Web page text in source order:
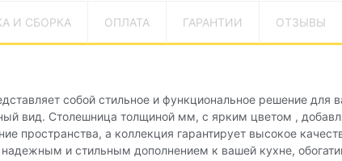
И СБОРКА ОПЛАТА ГАРАНТИИ ОТЗЫВЫ
собой стильное и функциональное решение для
вид. Столешница толщиной мм, с ярким цветом ,
пространства, а коллекция гарантирует высокое
и стильным дополнением к вашей кухне,